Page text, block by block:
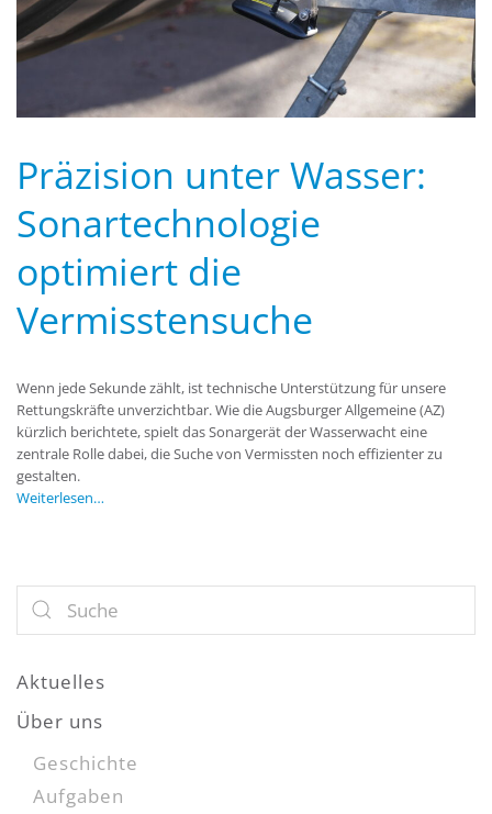
Präzision unter Wasser:
Sonartechnologie
optimiert die
Vermisstensuche
Wenn jede Sekunde zählt, ist technische Unterstützung für unsere
Rettungskräfte unverzichtbar. Wie die Augsburger Allgemeine (AZ)
kürzlich berichtete, spielt das Sonargerät der Wasserwacht eine
zentrale Rolle dabei, die Suche von Vermissten noch effizienter zu
gestalten.
Weiterlesen…
Aktuelles
Über uns
Geschichte
Aufgaben